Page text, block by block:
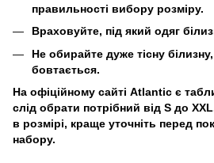
правильності вибору розміру.
Враховуйте, під який одяг
Не обирайте дуже тісну
бовтається.
На офіційному сайті Atlantic є
слід обрати потрібний від S до
в розмірі, краще уточніть перед
набору.